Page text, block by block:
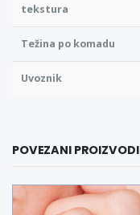
tekstura
Težina po komadu
Uvoznik
POVEZANI PROIZVODI